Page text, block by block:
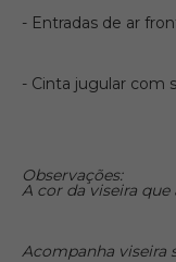
- Entradas de ar
- Cinta jugular com
Observações:
A cor da viseira
Acompanha viseira